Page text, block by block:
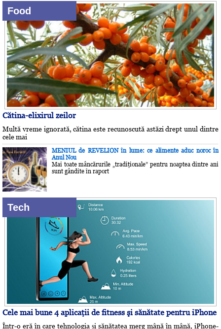
Food
Cătina-elixirul zeilor
Multă vreme ignorată, cătina este recunoscută astăzi drept unul dintre
cele mai
MENIUL de REVELION în lume: ce alimente aduc noroc în
Anul Nou
Mai toate mâncărurile „tradiţionale” pentru noaptea dintre ani
sunt gândite în raport
Tech
Cele mai bune 4 aplicaţii de fitness şi sănătate pentru iPhone
Într-o eră în care tehnologia și sănătatea merg mână în mână, iPhone-